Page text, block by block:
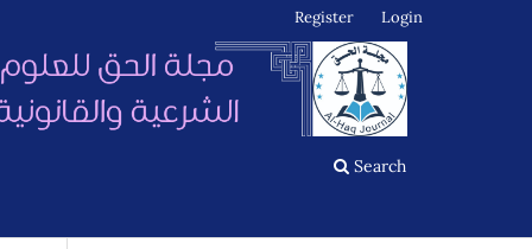
Search
Register Login